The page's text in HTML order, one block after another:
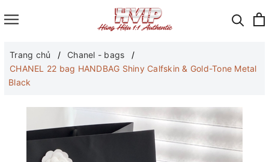
Trang chủ
Chanel - bags
CHANEL 22 bag HANDBAG Shiny Calfskin & Gold-Tone Metal
Black